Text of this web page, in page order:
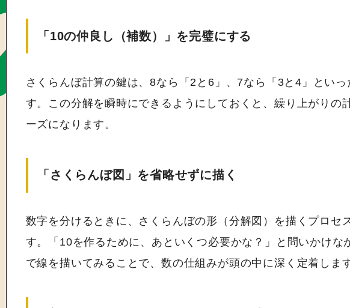
「10の仲良し（補数）」を完璧にする
さくらんぼ計算の鍵は、8なら「2と6」、7なら「3と4」とい
す。この分解を瞬時にできるようにしておくと、繰り上がりの
ーズになります。
「さくらんぼ図」を省略せずに描く
数字を分けるときに、さくらんぼの形（分解図）を描くプロセ
す。「10を作るために、あといくつ必要かな？」と問いかけな
で線を描いてみることで、数の仕組みが頭の中に深く定着します